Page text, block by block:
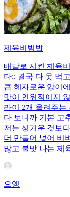
제육비빔밥
배달로 시킨 제육
다;; 결국 다 못 먹
큼 혜자로운 양이
맛이 인위적이지
라이 2개 올려주는
다 보니까 기본 고
저는 싱거운 것보
더 만들어 넣어 비
많고 불맛 나는 제
으앵